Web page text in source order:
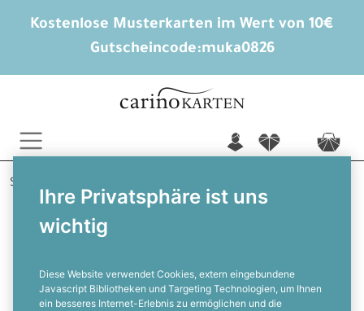
Kostenlose Musterkarten im Wert von 10€
Gutscheincode:muka0826
Ihre Privatsphäre ist uns
wichtig
Diese Website verwendet Cookies, extern eingebundene
Javascript Bibliotheken und Targeting Technologien, um Ihnen
ein besseres Internet-Erlebnis zu ermöglichen und die
n f c
Startseite
Moderne Klappkarte zur Geburt mit